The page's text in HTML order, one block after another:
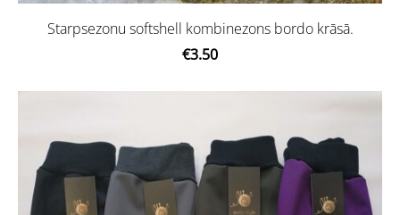
Starpsezonu softshell kombinezons bordo krāsā.
€3.50